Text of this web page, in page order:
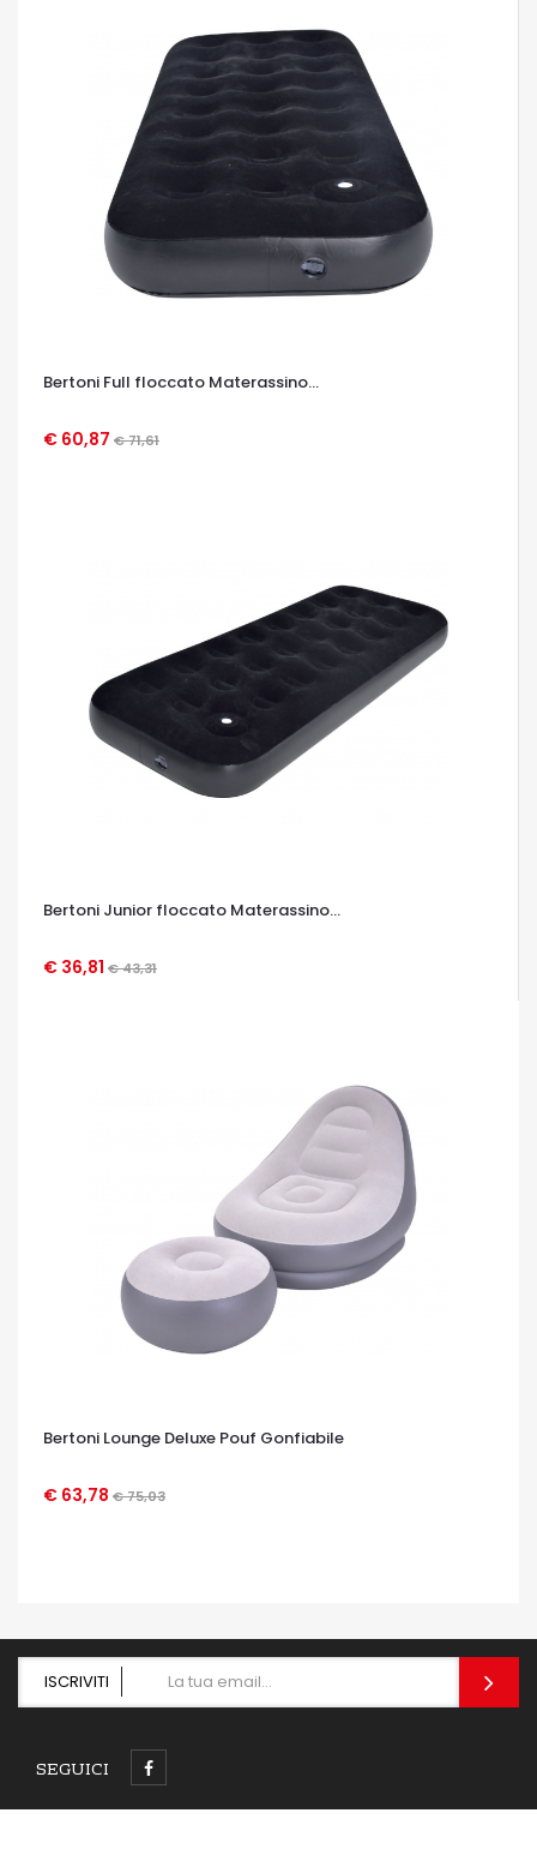
Bertoni Full floccato Materassino...
€ 60,87 € 71,61
OCCHIATA VELOCE
Bertoni Junior floccato Materassino...
€ 36,81 € 43,31
OCCHIATA VELOCE
Bertoni Lounge Deluxe Pouf Gonfiabile
€ 63,78 € 75,03
OCCHIATA VELOCE
ISCRIVITI
SEGUICI